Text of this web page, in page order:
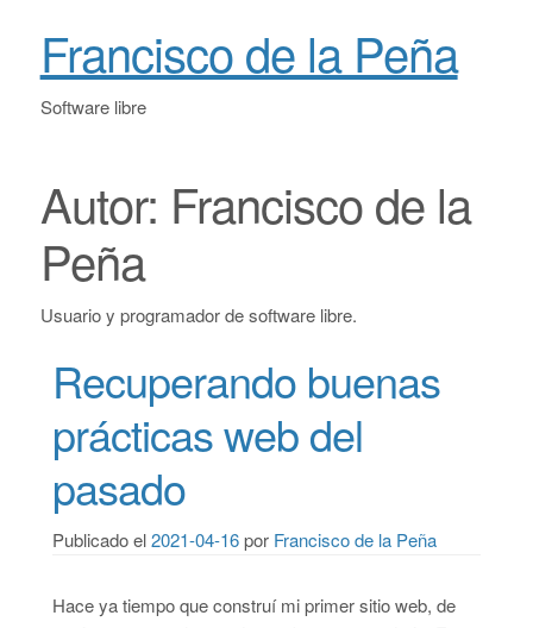
Francisco de la Peña
Software libre
Autor: Francisco de la
Peña
Usuario y programador de software libre.
Recuperando buenas
prácticas web del
pasado
Publicado el2021-04-16por Francisco de la Peña
Hace ya tiempo que construí mi primer sitio web, de